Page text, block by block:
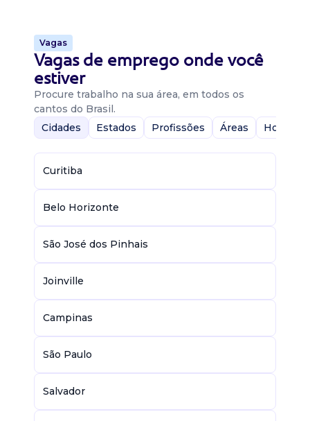
Vagas
Vagas de emprego onde você
estiver
Procure trabalho na sua área, em todos os
cantos do Brasil.
Cidades
Estados Profissões Áreas Home-
Curitiba
Belo Horizonte
São José dos Pinhais
Joinville
Campinas
São Paulo
Salvador